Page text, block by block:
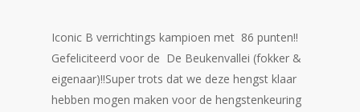
Iconic B verrichtings kampioen met 86 punten!!
Gefeliciteerd voor de De Beukenvallei (fokker &
eigenaar)!!Super trots dat we deze hengst klaar
hebben mogen maken voor de hengstenkeuring